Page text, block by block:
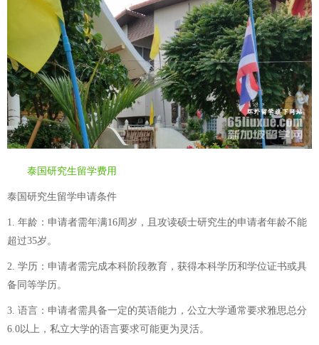
泰国研究生留学费用
泰国研究生留学申请条件
1. 年龄：申请者需年满16周岁，且攻读硕士研究生的申请者年龄不能
超过35岁。
2. 学历：申请者需完成本科阶段教育，获得本科学历和学位证书或具
备同等学历。
3. 语言：申请者需具备一定的英语能力，公立大学通常要求雅思总分
6.0以上，私立大学的语言要求可能更为灵活。